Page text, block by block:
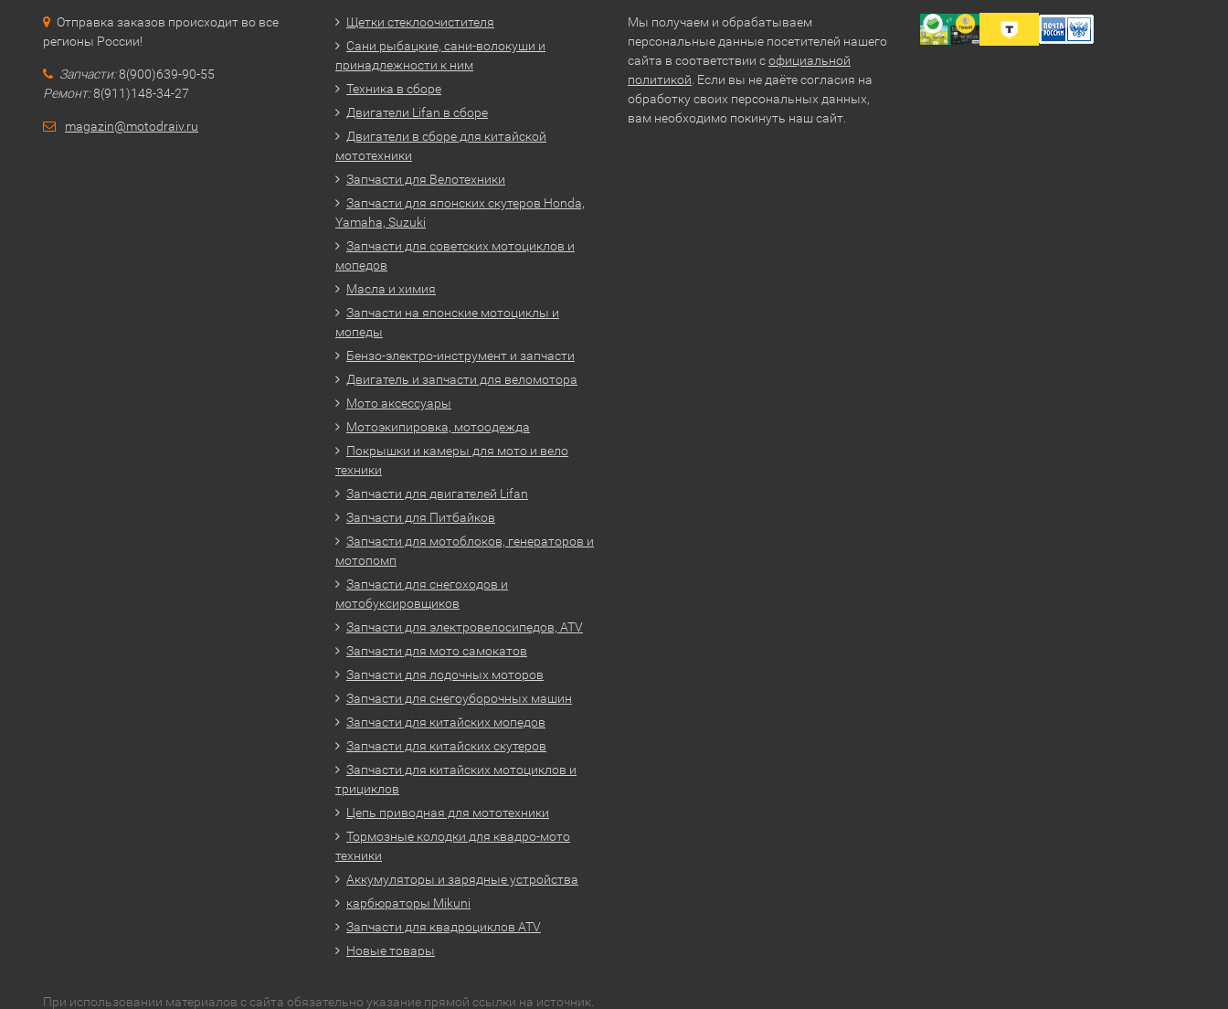
Отправка заказов происходит во все
регионы России!
Запчасти:8(900)639-90-55
Ремонт:8(911)148-34-27
magazin@motodraiv.ru
Щетки стеклоочистителя
Сани рыбацкие, сани-волокуши и
принадлежности к ним
Техника в сборе
Двигатели Lifan в сборе
Двигатели в сборе для китайской
мототехники
Запчасти для Велотехники
Запчасти для японских скутеров Honda,
Yamaha, Suzuki
Запчасти для советских мотоциклов и
мопедов
Масла и химия
Запчасти на японские мотоциклы и
мопеды
Бензо-электро-инструмент и запчасти
Двигатель и запчасти для веломотора
Мото аксессуары
Мотоэкипировка, мотоодежда
Покрышки и камеры для мото и вело
техники
Запчасти для двигателей Lifan
Запчасти для Питбайков
Запчасти для мотоблоков, генераторов и
мотопомп
Запчасти для снегоходов и
мотобуксировщиков
Запчасти для электровелосипедов, ATV
Запчасти для мото самокатов
Запчасти для лодочных моторов
Запчасти для снегоуборочных машин
Запчасти для китайских мопедов
Запчасти для китайских скутеров
Запчасти для китайских мотоциклов и
трициклов
Цепь приводная для мототехники
Тормозные колодки для квадро-мото
техники
Аккумуляторы и зарядные устройства
карбюраторы Mikuni
Запчасти для квадроциклов ATV
Новые товары
Мы получаем и обрабатываем
персональные данные посетителей нашего
сайта в соответствии софициальной
политикой . Если вы не даёте согласия на
обработку своих персональных данных,
вам необходимо покинуть наш сайт.
При использовании материалов с сайта обязательно указание прямой ссылки на источник.